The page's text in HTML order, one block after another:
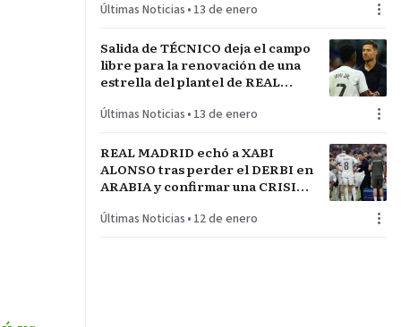
pronóstico reservado
Últimas Noticias • 13 de enero
Salida de TÉCNICO deja el campo
libre para la renovación de una
estrella del plantel de REAL
Últimas Noticias • 13 de enero
REAL MADRID echó a XABI
ALONSO tras perder el DERBI en
ARABIA y confirmar una CRISIS
referentes del plantel
Últimas Noticias • 12 de enero